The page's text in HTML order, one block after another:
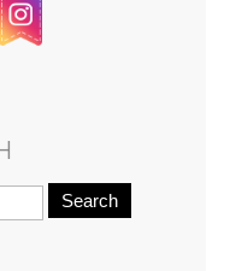
Search